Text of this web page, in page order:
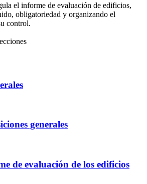
el informe de evaluación de edificios,
obligatoriedad y organizando el
control.
generales
de evaluación de los edificios